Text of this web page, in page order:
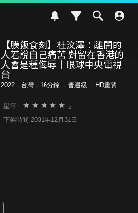
【膜飯食刻】杜汶澤：離開的
人若說自己痛苦 對留在香港的
人會是種侮辱｜眼球中央電視
台
2022．台灣．16分鐘 ． 普遍級 ．HD畫質
星等 5
下架時間 2031年12月31日